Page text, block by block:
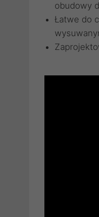
obudowy
Łatwe do